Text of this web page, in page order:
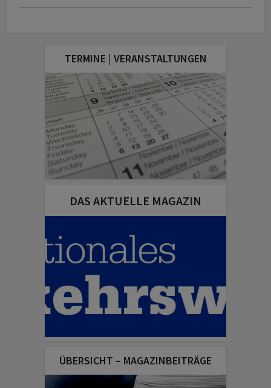
TERMINE | VERANSTALTUNGEN
DAS AKTUELLE MAGAZIN
ÜBERSICHT – MAGAZINBEITRÄGE